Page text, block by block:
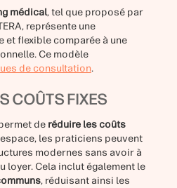
médical, tel que proposé par
représente une
et flexible comparée à une
Ce modèle
de consultation.
COÛTS FIXES
de réduire les coûts
les praticiens peuvent
modernes sans avoir à
loyer. Cela inclut également le
, réduisant ainsi les